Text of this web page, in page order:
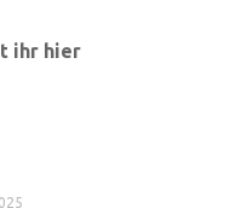
ihr hier